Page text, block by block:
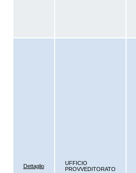
Dettaglio
UFFICIO
PROVVEDITORATO